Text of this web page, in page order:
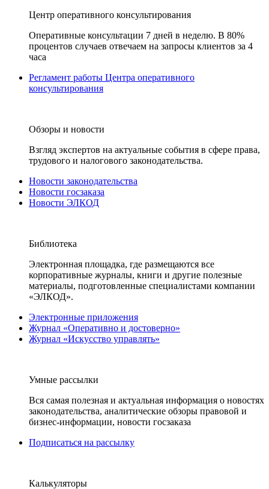
Центр оперативного консультирования
Оперативные консультации 7 дней в неделю. В 80%
процентов случаев отвечаем на запросы клиентов за 4
часа
Регламент работы Центра оперативного
консультирования
Обзоры и новости
Взгляд экспертов на актуальные события в сфере права,
трудового и налогового законодательства.
Новости законодательства
Новости госзаказа
Новости ЭЛКОД
Библиотека
Электронная площадка, где размещаются все
корпоративные журналы, книги и другие полезные
материалы, подготовленные специалистами компании
«ЭЛКОД».
Электронные приложения
Журнал «Оперативно и достоверно»
Журнал «Искусство управлять»
Умные рассылки
Вся самая полезная и актуальная информация о новостях
законодательства, аналитические обзоры правовой и
бизнес-информации, новости госзаказа
Подписаться на рассылку
Калькуляторы